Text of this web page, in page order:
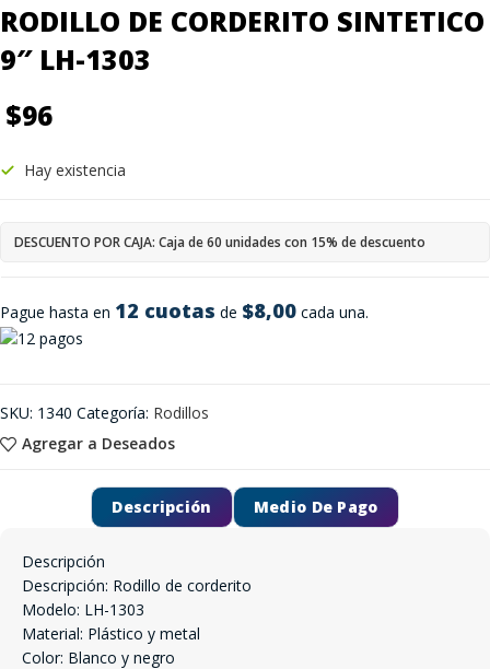
RODILLO DE CORDERITO SINTETICO
9″ LH-1303
$96
Pague hasta en 12 cuotas de $8,00 cada una.
Hay existencia
DESCUENTO POR CAJA: Caja de 60 unidades con 15% de descuento
Agregar a Deseados
SKU: 1340 Categoría: Rodillos
Descripción Medio De Pago
Descripción
Descripción: Rodillo de corderito
Modelo: LH-1303
Material: Plástico y metal
Color: Blanco y negro